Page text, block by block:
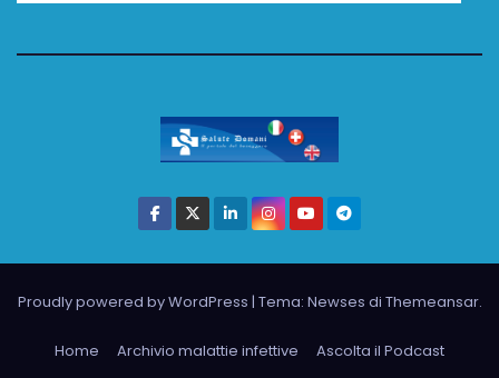
Proudly powered by WordPress | Tema: Newses di Themeansar.
Home Archivio malattie infettive
Ascolta il Podcast